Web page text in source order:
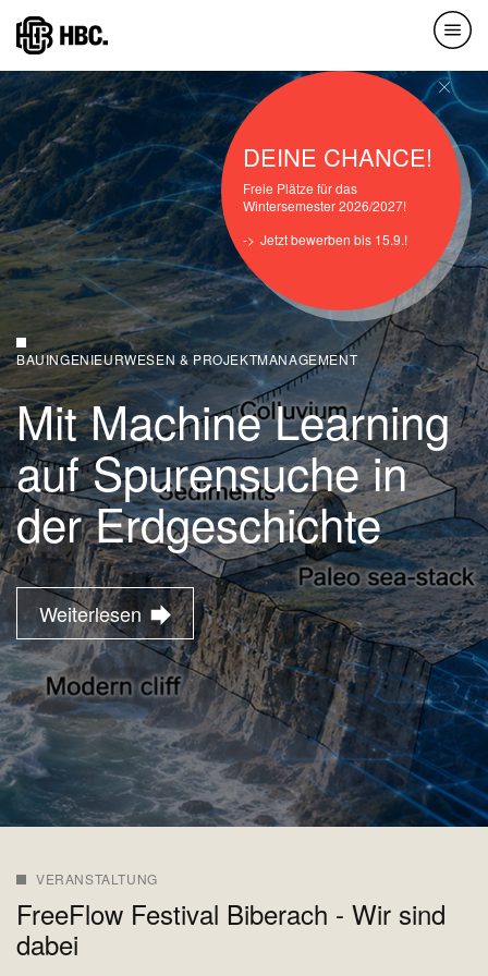
Direkt
zum
Inhalt
BAUINGENIEURWESEN & PROJEKTMANAGEMENT
Mit Machine Learning
auf Spurensuche in
der Erdgeschichte
Weiterlesen
VERANSTALTUNG
FreeFlow Festival Biberach - Wir sind
dabei
DEINE CHANCE!
Freie Plätze für das
Wintersemester 2026/2027!
Jetzt bewerben bis 15.9.!